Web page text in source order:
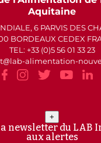
Aquitaine
6 PARVIS DES
BORDEAUX CEDEX
TEL: +33 (0)5 56 01 33 23
lab-alimentation-
+
newsletter du LAB
aux alertes